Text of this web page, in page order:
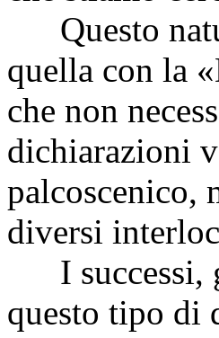
Questo
quella con la
che non
dichiarazioni
palcoscenico,
diversi
I successi,
questo tipo di